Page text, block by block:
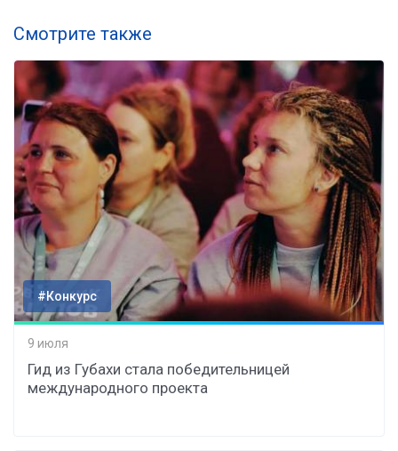
Смотрите также
#Конкурс
9 июля
Гид из Губахи стала победительницей
международного проекта